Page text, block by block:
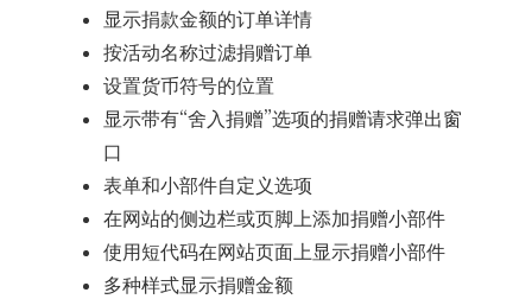
显示捐款金额的订单详情
按活动名称过滤捐赠订单
设置货币符号的位置
显示带有“舍入捐赠”选项的捐赠请求弹出窗
口
表单和小部件自定义选项
在网站的侧边栏或页脚上添加捐赠小部件
使用短代码在网站页面上显示捐赠小部件
多种样式显示捐赠金额